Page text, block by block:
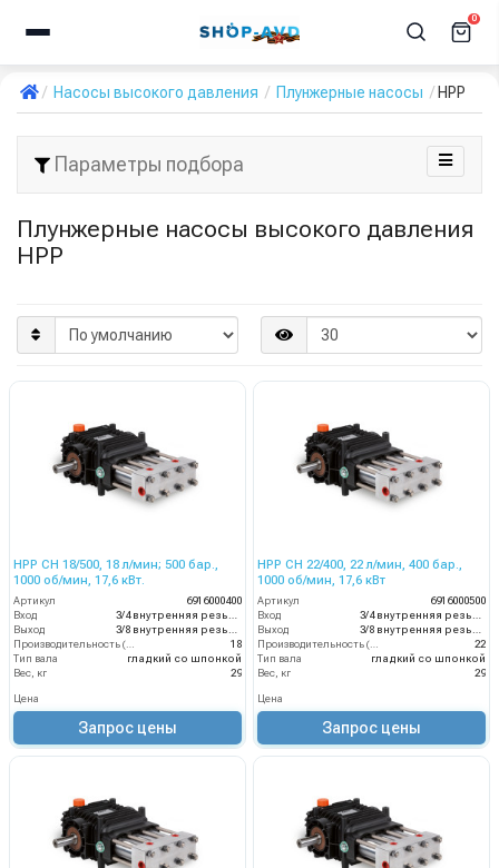
0
Насосы высокого давления Плунжерные насосы HPP
Параметры подбора
Плунжерные насосы высокого давления
HPP
HPP CH 18/500, 18 л/мин; 500 бар.,
1000 об/мин, 17,6 кВт.
Артикул
6916000400
Вход
Выход
18
Тип вала
гладкий со шпонкой
Вес, кг
29
Цена
Запрос цены
HPP CH 22/400, 22 л/мин, 400 бар.,
1000 об/мин, 17,6 кВт
Артикул
6916000500
Вход
Выход
22
Тип вала
гладкий со шпонкой
Вес, кг
29
Цена
Запрос цены